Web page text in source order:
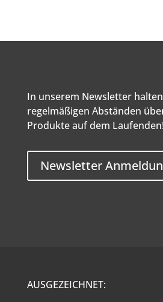
In unserem Newsletter
regelmäßigen Abständen
Produkte auf dem Laufenden!
Newsletter
AUSGEZEICHNET: